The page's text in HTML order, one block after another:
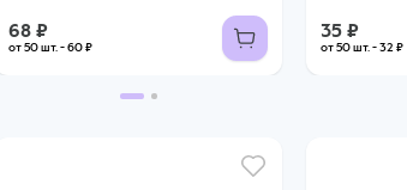
68 ₽
от 50 шт. - 60 ₽
35 ₽
от 50 шт. - 32 ₽